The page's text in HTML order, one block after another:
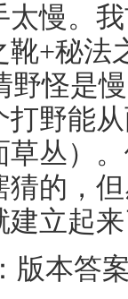
慢。
+秘法
野怪是
野能
草丛）
的，
建立起
版本答